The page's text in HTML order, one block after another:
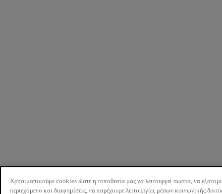
Χρησιμοποιούμε cookies ώστε η τοποθεσία μας να λειτουργεί σωστά, να
περιεχόμενο και διαφημίσεις, να παρέχουμε λειτουργίες μέσων κοινωνικής